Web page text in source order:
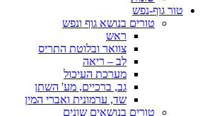
טור גוף-נפש
טורים בנושא גוף ונפש
ראש
צוואר ובלוטת התריס
לב – ריאה
מערכת העיכול
גב, ברכיים, מע' השתן
שד, ערמונית ואברי המין
טורים בנושאים שונים